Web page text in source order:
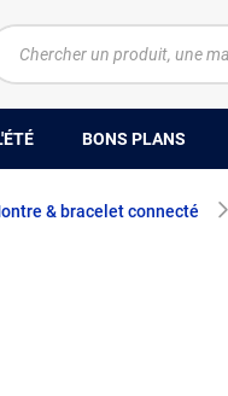
BONS PLANS
& bracelet connecté